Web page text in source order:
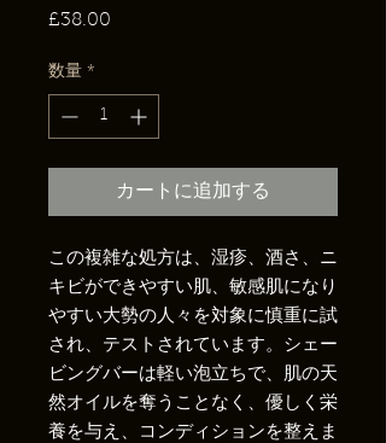
£38.00
数量 *
カートに追加する
この複雑な処方は、湿疹、酒さ、ニ
キビができやすい肌、敏感肌になり
やすい大勢の人々を対象に慎重に試
され、テストされています。シェー
ビングバーは軽い泡立ちで、肌の天
然オイルを奪うことなく、優しく栄
養を与え、コンディションを整えま